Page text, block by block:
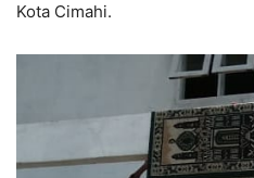
Kota Cimahi.